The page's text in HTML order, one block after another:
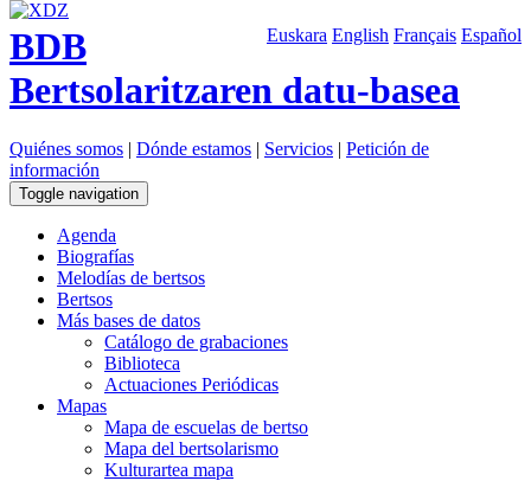
Euskara English Français Español
BDB
Bertsolaritzaren datu-basea
Quiénes somos | Dónde estamos | Servicios | Petición de
información
Toggle navigation
Agenda
Biografías
Melodías de bertsos
Bertsos
Más bases de datos
Catálogo de grabaciones
Biblioteca
Actuaciones Periódicas
Mapas
Mapa de escuelas de bertso
Mapa del bertsolarismo
Kulturartea mapa